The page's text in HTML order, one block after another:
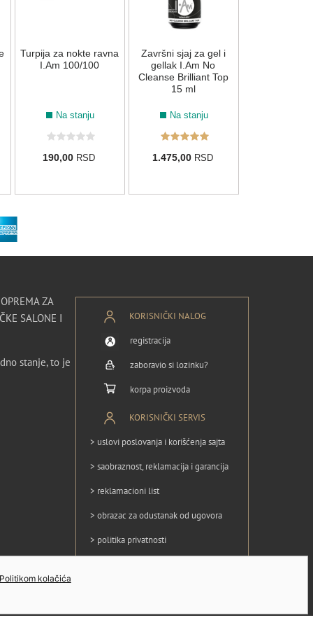
Politikom kolačića
Turpija za nokte ravna
I.Am 100/100
Na stanju
190,00 RSD
Završni sjaj za gel i
gellak I.Am No
Cleanse Brilliant Top
15 ml
Na stanju
1.475,00 RSD
ZA
SALONE I
stanje, to je
KORISNIČKI NALOG
registracija
zaboravio si lozinku?
korpa proizvoda
KORISNIČKI SERVIS
> uslovi poslovanja i korišćenja sajta
> saobraznost, reklamacija i garancija
> reklamacioni list
> obrazac za odustanak od ugovora
> politika privatnosti